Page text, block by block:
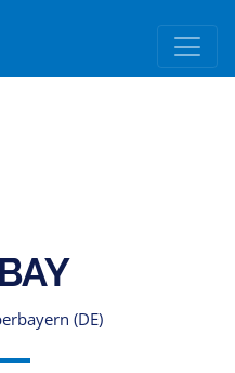
(DE)